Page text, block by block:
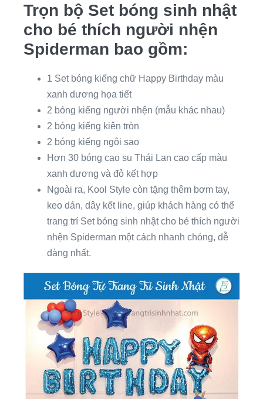
Trọn bộ Set bóng sinh nhật
cho bé thích người nhện
Spiderman bao gồm:
1 Set bóng kiếng chữ Happy Birthday màu
xanh dương họa tiết
2 bóng kiếng người nhện (mẫu khác nhau)
2 bóng kiếng kiên tròn
2 bóng kiếng ngôi sao
Hơn 30 bóng cao su Thái Lan cao cấp màu
xanh dương và đỏ kết hợp
Ngoài ra, Kool Style còn tặng thêm bơm tay,
keo dán, dây kết line, giúp khách hàng có thể
trang trí Set bóng sinh nhật cho bé thích người
nhện Spiderman một cách nhanh chóng, dễ
dàng nhất.